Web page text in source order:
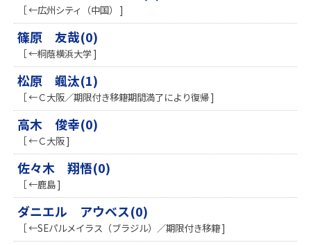
［ ←広州シティ（中国） ]
篠原 友哉(0)
［ ←桐蔭横浜大学 ]
松原 颯汰(1)
［ ←Ｃ大阪／期限付き移籍期間満了により復帰 ]
高木 俊幸(0)
［ ←Ｃ大阪 ]
佐々木 翔悟(0)
［ ←鹿島 ]
ダニエル アウベス(0)
［ ←SEパルメイラス（ブラジル）／期限付き移籍 ]